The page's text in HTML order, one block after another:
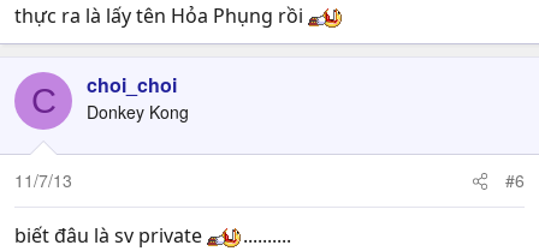
thực ra là lấy tên Hỏa Phụng rồi
C choi_choi
Donkey Kong
11/7/13 #6
biết đâu là sv private ..........